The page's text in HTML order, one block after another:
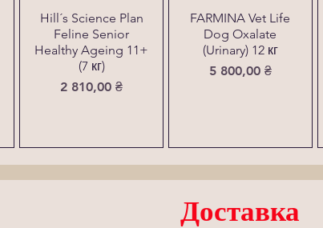
Hill´s Science Plan
Feline Senior
Healthy Ageing 11+
(7 кг)
Ціна
2 810,00 ₴
FARMINA Vet Life
Dog Oxalate
(Urinary) 12 кг
Ціна
5 800,00 ₴
Доставка